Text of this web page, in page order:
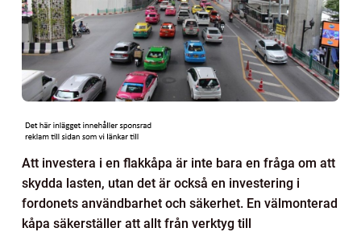
Att investera i en flakkåpa är inte bara en fråga om att
skydda lasten, utan det är också en investering i
fordonets användbarhet och säkerhet. En välmonterad
kåpa säkerställer att allt från verktyg till